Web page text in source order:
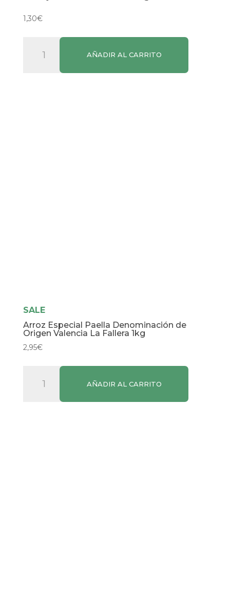
1,30€
Castellana
AÑADIR AL CARRITO
SALE
Arroz Especial Paella Denominación de
Origen Valencia La Fallera 1kg
2,95€
Especial
AÑADIR AL CARRITO